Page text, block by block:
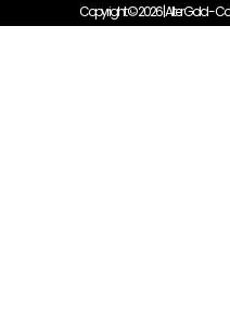
Copyright © 2026 | Alter Gold -